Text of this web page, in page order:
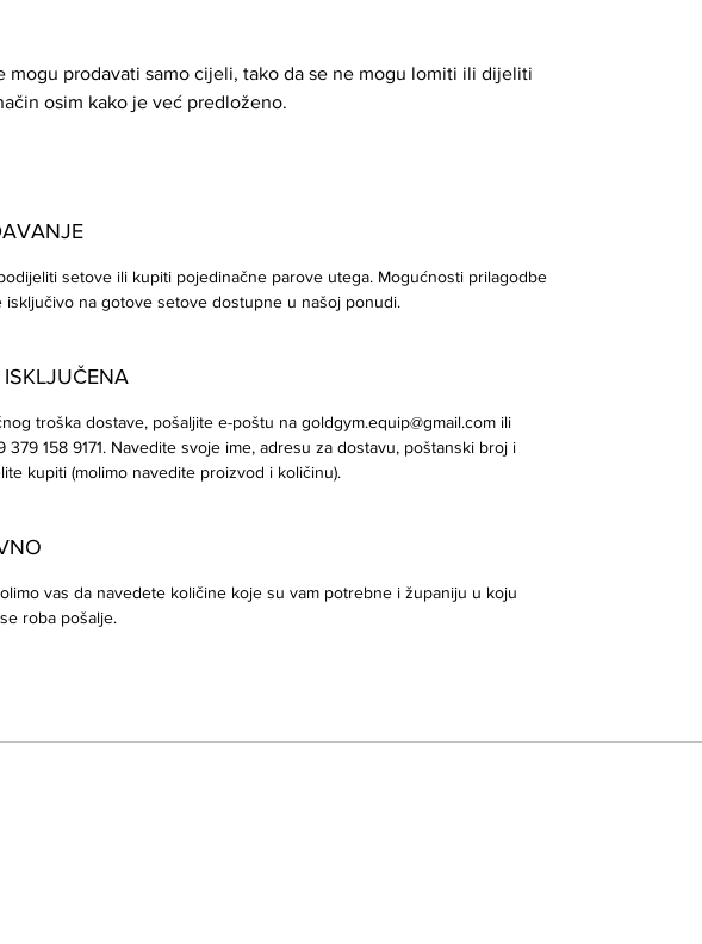
mogu prodavati samo cijeli, tako da se ne mogu lomiti ili dijeliti
osim kako je već predloženo.
setove ili kupiti pojedinačne parove utega. Mogućnosti prilagodbe
isključivo na gotove setove dostupne u našoj ponudi.
troška dostave, pošaljite e-poštu na goldgym.equip@gmail.com ili
379 158 9171. Navedite svoje ime, adresu za dostavu, poštanski broj i
kupiti (molimo navedite proizvod i količinu).
vas da navedete količine koje su vam potrebne i županiju u koju
roba pošalje.